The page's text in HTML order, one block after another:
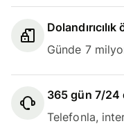
Günde 7
365 gün 7/24
Telefonla,